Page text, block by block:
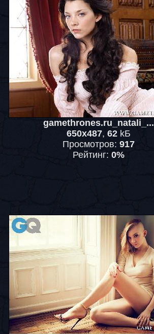
gamethrones.ru_natali_...
650x487, 62kБ
Просмотров: 917
Рейтинг: 0%